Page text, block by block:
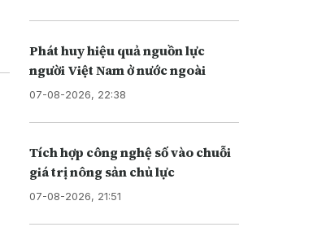
Phát huy hiệu quả nguồn lực
người Việt Nam ở nước ngoài
07-08-2026, 22:38
Tích hợp công nghệ số vào chuỗi
giá trị nông sản chủ lực
07-08-2026, 21:51